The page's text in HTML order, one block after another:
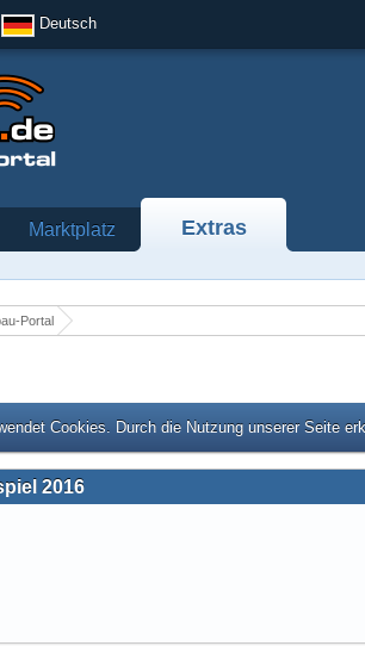
Deutsch
Marktplatz Extras
Portal
Cookies. Durch die Nutzung unserer Seite
2016